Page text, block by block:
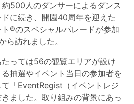
500人のダンサーによるダンス
に続き、開園40周年を迎えた
®のスペシャルパレードが参加
ら訪れました。
っては56の観覧エリアが設け
抽選やイベント当日の参加者を
「EventRegist（イベントレジ
ました。取り組みの背景にあっ